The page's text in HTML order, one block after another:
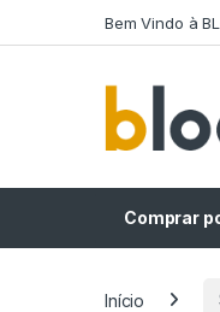
Bem Vindo à
Comprar
Início